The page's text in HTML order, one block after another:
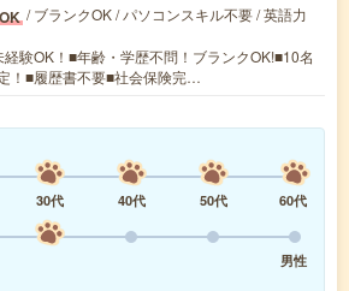
/ ブランクOK / パソコンスキル不要 / 英語力
験OK！■年齢・学歴不問！ブランクOK!■10名
！■履歴書不要■社会保険完…
30代 40代 50代
60代
男性